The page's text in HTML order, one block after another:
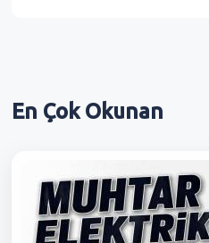
En ÇokOkunan